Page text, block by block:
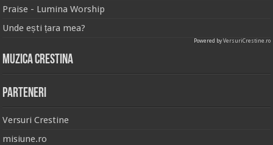
Praise - Lumina Worship
Unde ești țara mea?
Powered byVersuriCrestine.ro
Muzica Crestina
Parteneri
Versuri Crestine
misiune.ro